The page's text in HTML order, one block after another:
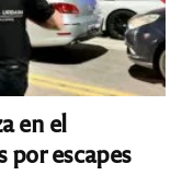
en el
por escapes